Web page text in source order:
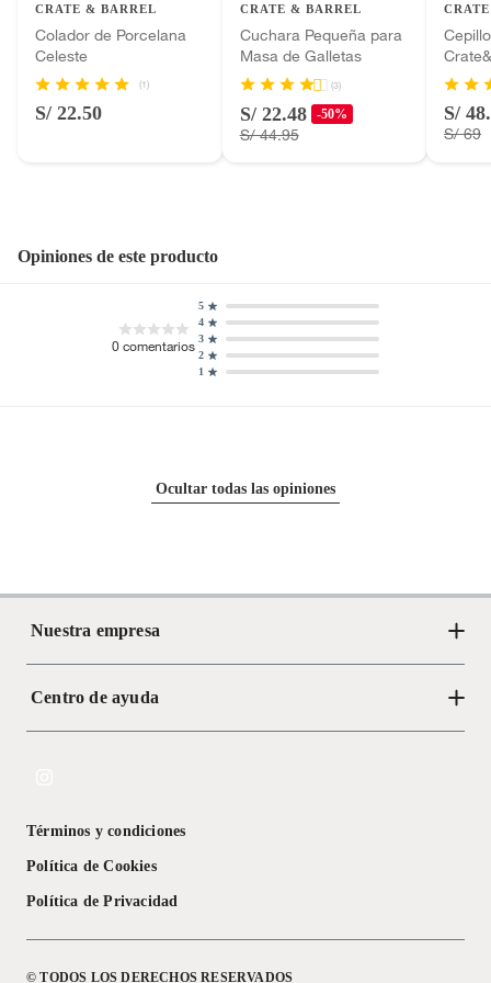
Baterías de auto.
Motocicletas y bicicletas motorizadas.
Licores y cigarros electrónicos.
CRATE & BARREL
Colador de Porcelana
Celeste
(1)
S/ 22.50
CRATE & BARREL
Cuchara Pequeña para
Masa de Galletas
(3)
S/ 22.48 -50%
S/ 44.95
S/
S/ 69
Opiniones de este producto
0comentarios
1
2
3
4
5
Ocultar todas las opiniones
Nuestra empresa
Acerca de Crate
Centro de ayuda
Textos Legales
Términos y condiciones
Política de Cookies
Política de Privacidad
© TODOS LOS DERECHOS RESERVADOS